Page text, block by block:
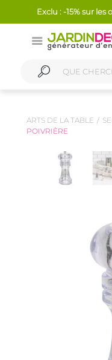
Exclu : -15% sur les
ARTS DE LA TABLE
POIVRIÈRE